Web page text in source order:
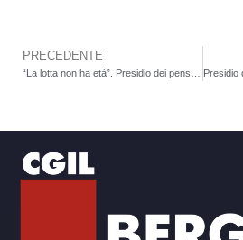
Precedente
PRECEDENTE